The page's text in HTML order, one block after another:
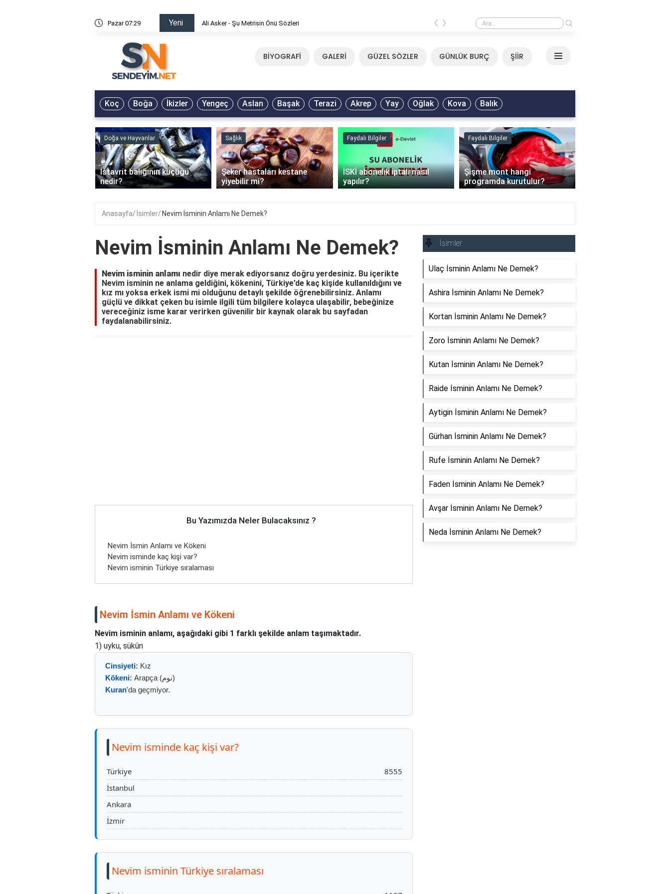
Pazar 07:29 Yeni Ali Asker - Şu Metrisin Önü Sözleri Mirkelam - Tavla Sözleri
‹ ›
BİYOGRAFİ GALERİ GÜZEL SÖZLER GÜNLÜK BURÇ ŞİİR
Koç Boğa İkizler Yengeç Aslan Başak Terazi Akrep Yay Oğlak Kova Balık
Doğa ve Hayvanlar
İstavrit balığının küçüğü
nedir?
Sağlık
Şeker hastaları kestane
yiyebilir mi?
Faydalı Bilgiler
İSKİ abonelik iptali nasıl
yapılır?
Faydalı Bilgiler
Şişme mont hangi
programda kurutulur?
‹ ›
Anasayfa İsimler Nevim İsminin Anlamı Ne Demek?
Nevim İsminin Anlamı Ne Demek?
Nevim isminin anlamı nedir diye merak ediyorsanız doğru yerdesiniz. Bu içerikte
Nevim isminin ne anlama geldiğini, kökenini, Türkiye’de kaç kişide kullanıldığını ve
kız mı yoksa erkek ismi mi olduğunu detaylı şekilde öğrenebilirsiniz. Anlamı
güçlü ve dikkat çeken bu isimle ilgili tüm bilgilere kolayca ulaşabilir, bebeğinize
vereceğiniz isme karar verirken güvenilir bir kaynak olarak bu sayfadan
faydalanabilirsiniz.
Bu Yazımızda Neler Bulacaksınız ?
Nevim İsmin Anlamı ve Kökeni
Nevim isminde kaç kişi var?
Nevim isminin Türkiye sıralaması
Nevim İsmin Anlamı ve Kökeni
Nevim isminin anlamı, aşağıdaki gibi 1 farklı şekilde anlam taşımaktadır.
1) uyku, sükûn
Cinsiyeti: Kız
Kökeni:
Arapça (نوم)
Kuran'da geçmiyor.
Nevim isminde kaç kişi var?
Türkiye
8555
İstanbul
Ankara
İzmir
Nevim isminin Türkiye sıralaması
İsimler
Ulaç İsminin Anlamı Ne Demek?
Ashira İsminin Anlamı Ne Demek?
Kortan İsminin Anlamı Ne Demek?
Zoro İsminin Anlamı Ne Demek?
Kutan İsminin Anlamı Ne Demek?
Raide İsminin Anlamı Ne Demek?
Aytigin İsminin Anlamı Ne Demek?
Gürhan İsminin Anlamı Ne Demek?
Rufe İsminin Anlamı Ne Demek?
Faden İsminin Anlamı Ne Demek?
Avşar İsminin Anlamı Ne Demek?
Neda İsminin Anlamı Ne Demek?